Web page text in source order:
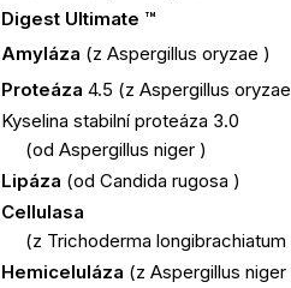
Digest Ultimate ™
Amyláza (z Aspergillus oryzae )
Proteáza 4.5 (z Aspergillus oryzae
Kyselina stabilní proteáza 3.0
(od Aspergillus niger )
Lipáza (od Candida rugosa )
Cellulasa
(z Trichoderma longibrachiatum
Hemiceluláza (z Aspergillus niger